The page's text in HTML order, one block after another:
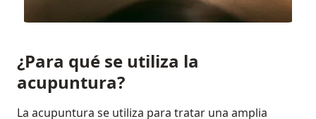
¿Para qué se utiliza la
acupuntura?
La acupuntura se utiliza para tratar una amplia